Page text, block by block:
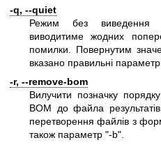
-q, --quiet
Режим без виведення
виводитиме жодних
помилки. Повернутим
вказано правильні
-r, --remove-bom
Вилучити позначку
BOM до файла
перетворення файлів з
також параметр "-b"